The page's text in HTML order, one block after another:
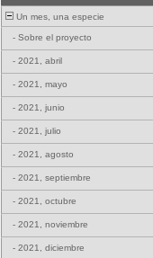
Un mes, una especie
- Sobre el proyecto
- 2021, abril
- 2021, mayo
- 2021, junio
- 2021, julio
- 2021, agosto
- 2021, septiembre
- 2021, octubre
- 2021, noviembre
- 2021, diciembre